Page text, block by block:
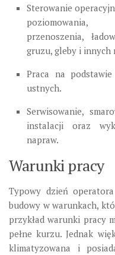
Sterowanie
poziomowania,
przenoszenia,
gruzu, gleby i innych
Praca na
ustnych.
Serwisowanie,
instalacji oraz
napraw.
Warunki pracy
Typowy dzień
budowy w warunkach,
przykład warunki pracy
pełne kurzu. Jednak
klimatyzowana i